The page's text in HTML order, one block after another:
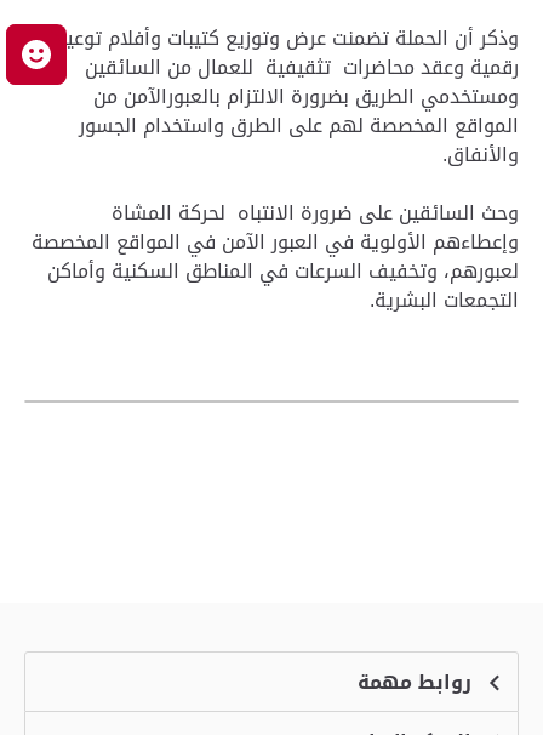
وذكر أن الحملة تضمنت عرض وتوزيع كتيبات وأفلام توعية
رقمية وعقد محاضرات تثقيفية للعمال من السائقين
ومستخدمي الطريق بضرورة الالتزام بالعبورالآمن من
المواقع المخصصة لهم على الطرق واستخدام الجسور
والأنفاق.
وحث السائقين على ضرورة الانتباه لحركة المشاة
وإعطاءهم الأولوية في العبور الآمن في المواقع المخصصة
لعبورهم، وتخفيف السرعات في المناطق السكنية وأماكن
التجمعات البشرية.
روابط مهمة